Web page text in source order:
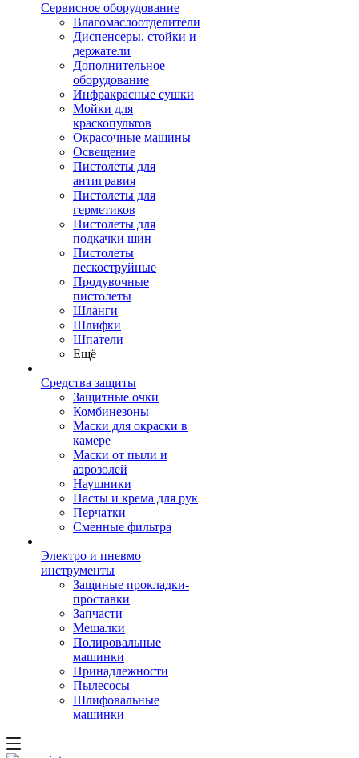
Сервисное оборудование
Влагомаслоотделители
Диспенсеры, стойки и
держатели
Дополнительное
оборудование
Инфракрасные сушки
Мойки для
краскопультов
Окрасочные машины
Освещение
Пистолеты для
антигравия
Пистолеты для
герметиков
Пистолеты для
подкачки шин
Пистолеты
пескоструйные
Продувочные
пистолеты
Шланги
Шлифки
Шпатели
Ещё
Средства защиты
Защитные очки
Комбинезоны
Маски для окраски в
камере
Маски от пыли и
аэрозолей
Наушники
Пасты и крема для рук
Перчатки
Сменные фильтра
Электро и пневмо
инструменты
Защиные прокладки-
проставки
Запчасти
Мешалки
Полировальные
машинки
Принадлежности
Пылесосы
Шлифовальные
машинки